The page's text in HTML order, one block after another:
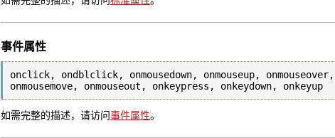
事件属性
onclick, ondblclick, onmousedown, onmouseup, onmouseover,
如需完整的描述，请访问事件属性。